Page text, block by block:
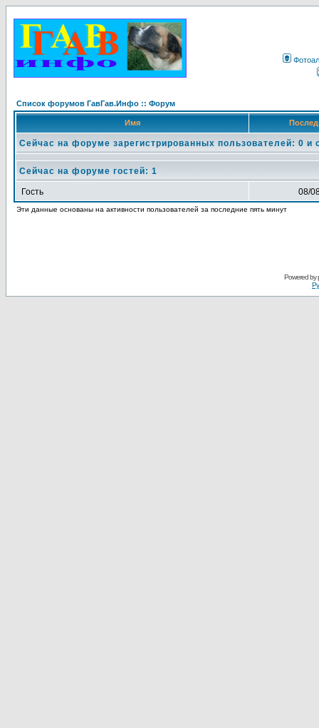
Список форумов ГавГав.Инфо :: Форум
Имя
Сейчас на форуме зарегистрированных пользователей: 0 и
Сейчас на форуме гостей: 1
Гость 08/
Эти данные основаны на активности пользователей за последние пять минут
Powered by